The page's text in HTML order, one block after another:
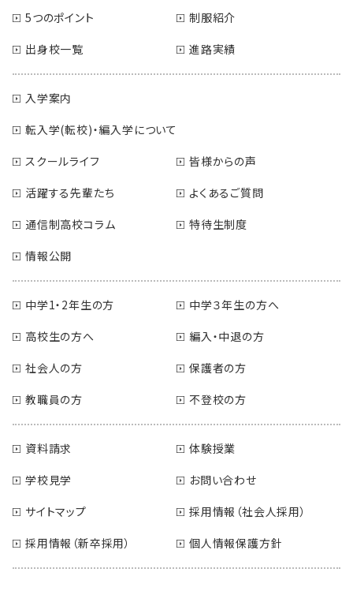
5つのポイント
制服紹介
出身校一覧
進路実績
入学案内
転入学(転校)・編入学について
スクールライフ
皆様からの声
活躍する先輩たち
よくあるご質問
通信制高校コラム
特待生制度
情報公開
中学1・2年生の方
中学３年生の方へ
高校生の方へ
編入・中退の方
社会人の方
保護者の方
教職員の方
不登校の方
資料請求
体験授業
学校見学
お問い合わせ
サイトマップ
採用情報（社会人採用）
採用情報（新卒採用）
個人情報保護方針